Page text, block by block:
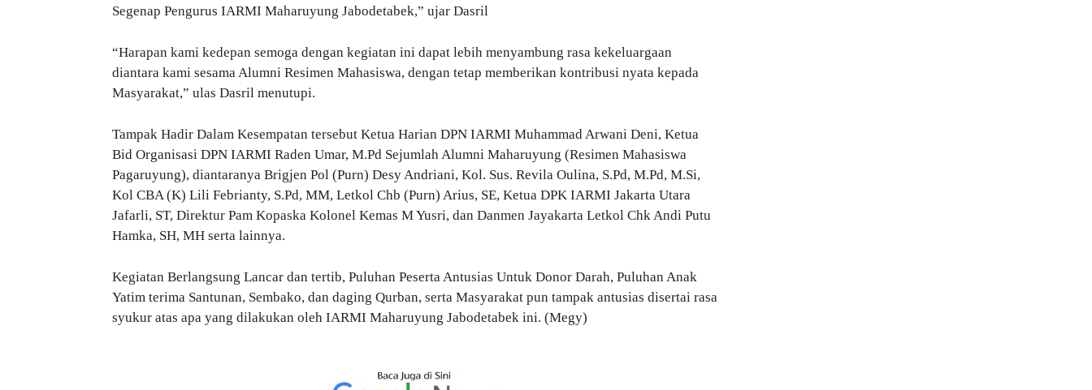
Segenap Pengurus IARMI Maharuyung Jabodetabek,” ujar Dasril
“Harapan kami kedepan semoga dengan kegiatan ini dapat lebih menyambung rasa kekeluargaan
diantara kami sesama Alumni Resimen Mahasiswa, dengan tetap memberikan kontribusi nyata kepada
Masyarakat,” ulas Dasril menutupi.
Tampak Hadir Dalam Kesempatan tersebut Ketua Harian DPN IARMI Muhammad Arwani Deni, Ketua
Bid Organisasi DPN IARMI Raden Umar, M.Pd Sejumlah Alumni Maharuyung (Resimen Mahasiswa
Pagaruyung), diantaranya Brigjen Pol (Purn) Desy Andriani, Kol. Sus. Revila Oulina, S.Pd, M.Pd, M.Si,
Kol CBA (K) Lili Febrianty, S.Pd, MM, Letkol Chb (Purn) Arius, SE, Ketua DPK IARMI Jakarta Utara
Jafarli, ST, Direktur Pam Kopaska Kolonel Kemas M Yusri, dan Danmen Jayakarta Letkol Chk Andi Putu
Hamka, SH, MH serta lainnya.
Kegiatan Berlangsung Lancar dan tertib, Puluhan Peserta Antusias Untuk Donor Darah, Puluhan Anak
Yatim terima Santunan, Sembako, dan daging Qurban, serta Masyarakat pun tampak antusias disertai rasa
syukur atas apa yang dilakukan oleh IARMI Maharuyung Jabodetabek ini. (Megy)